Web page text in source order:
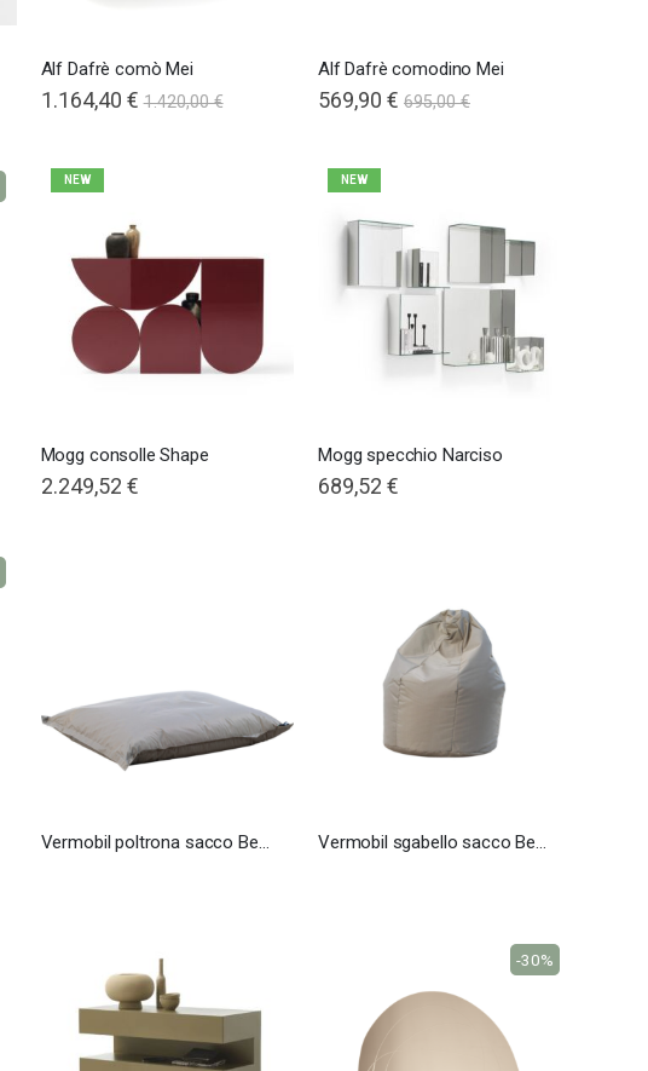
Alf Dafrè comò Mei
1.164,40 € 1.420,00 €
Alf Dafrè comodino Mei
569,90 € 695,00 €
NEW
Mogg consolle Shape
2.249,52 €
NEW
Mogg specchio Narciso
689,52 €
Vermobil poltrona sacco Bean Vermobil sgabello sacco Bean
-30%